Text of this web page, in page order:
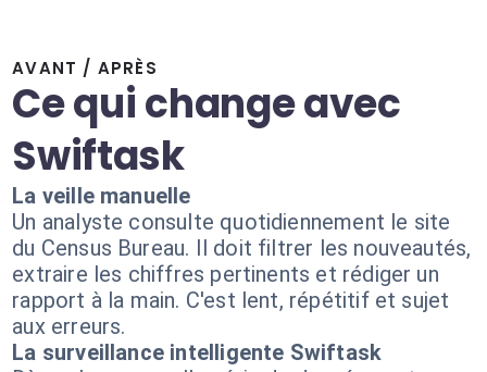
AVANT / APRÈS
Ce qui change avec
Swiftask
La veille manuelle
Un analyste consulte quotidiennement le site
du Census Bureau. Il doit filtrer les nouveautés,
extraire les chiffres pertinents et rédiger un
rapport à la main. C'est lent, répétitif et sujet
aux erreurs.
La surveillance intelligente Swiftask